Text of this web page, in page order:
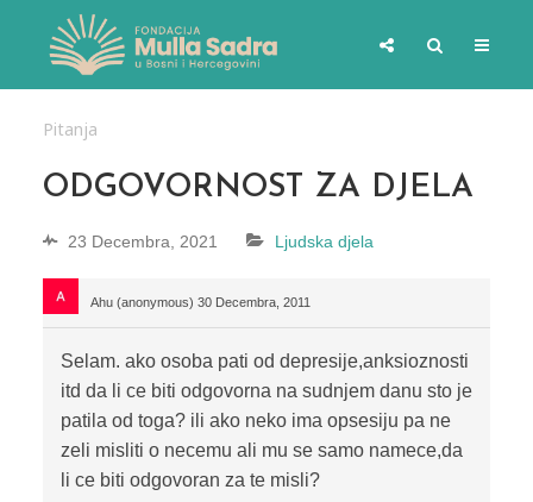
Pitanja
ODGOVORNOST ZA DJELA
23 Decembra, 2021 Ljudska djela
Ahu (anonymous) 30 Decembra, 2011
Selam. ako osoba pati od depresije,anksioznosti
itd da li ce biti odgovorna na sudnjem danu sto je
patila od toga? ili ako neko ima opsesiju pa ne
zeli misliti o necemu ali mu se samo namece,da
li ce biti odgovoran za te misli?